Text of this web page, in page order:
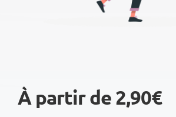
À partir de 2,90€